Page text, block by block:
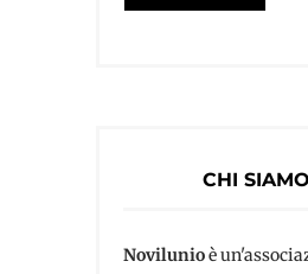
CHI SIAMO
Novilunioè